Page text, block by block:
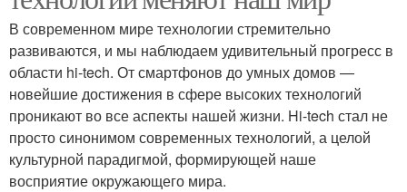
В современном мире технологии стремительно
развиваются, и мы наблюдаем удивительный прогресс в
области hi-tech. От смартфонов до умных домов —
новейшие достижения в сфере высоких технологий
проникают во все аспекты нашей жизни. Hi-tech стал не
просто синонимом современных технологий, а целой
культурной парадигмой, формирующей наше
восприятие окружающего мира.